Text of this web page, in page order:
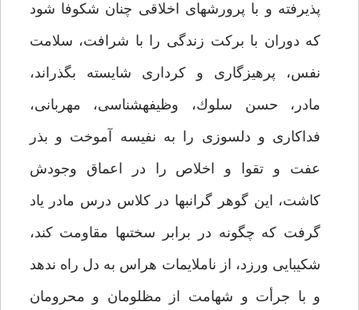
پذيرفته و با پرورش‏هاى اخلاقى چنان شكوفا شود
كه دوران با بركت زندگى را با شرافت، سلامت
نفس، پرهيزگارى و كردارى شايسته بگذراند،
مادر، حسن سلوك، وظيفه‏شناسى، مهربانى،
فداكارى و دلسوزى را به نفيسه آموخت و بذر
عفت و تقوا و اخلاص را در اعماق وجودش
كاشت، اين گوهر گرانبها در كلاس درس مادر ياد
گرفت كه چگونه در برابر سختى‏ها مقاومت كند،
شكيبايى ورزد، از ناملايمات هراس به دل راه ندهد
و با جرأت و شهامت از مظلومان و محرومان